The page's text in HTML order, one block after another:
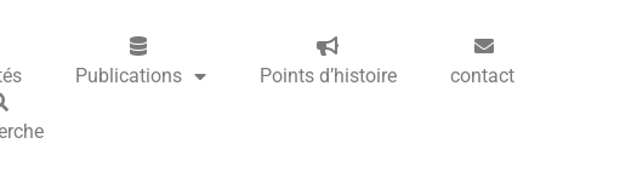
Publications Points d’histoire contact